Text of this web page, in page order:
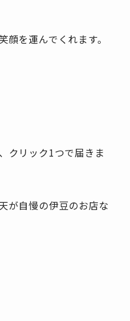
を運んでくれます。
クリック1つで届きま
が自慢の伊豆のお店な